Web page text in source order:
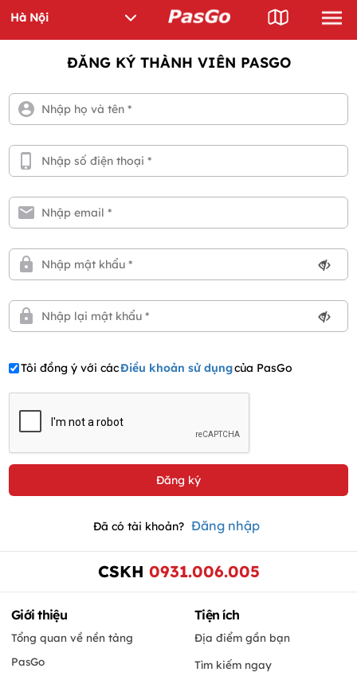
ĐĂNG KÝ THÀNH VIÊN PASGO
Tôi đồng ý với cácĐiều khoản sử dụngcủa PasGo
Đã có tài khoản? Đăng nhập
CSKH 0931.006.005
Giới thiệu
Tổng quan về nền tảng
PasGo
Tiện ích
Địa điểm gần bạn
Tìm kiếm ngay